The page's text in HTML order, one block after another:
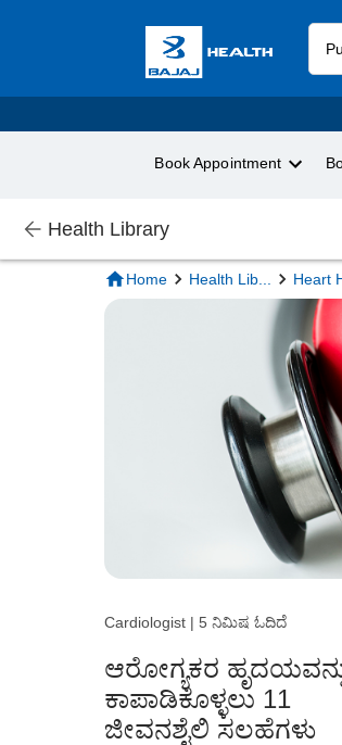
Book Appointment
Health Library
Home Health Lib... Heart
Cardiologist | 5 ನಿಮಿಷ ಓದಿದೆ
ಆರೋಗ್ಯಕರ
ಕಾಪಾಡಿಕೊಳ್ಳಲು 11
ಜೀವನಶೈಲಿ ಸಲಹೆಗಳು